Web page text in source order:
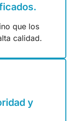
que los
calidad.
y